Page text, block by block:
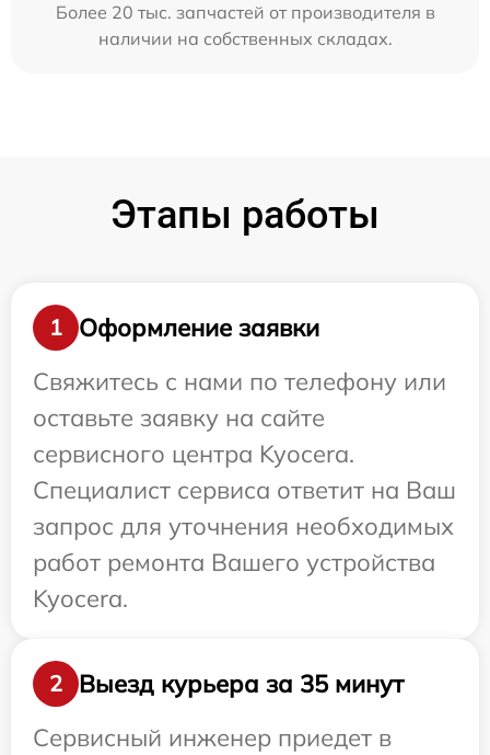
Более 20 тыс. запчастей от производителя в
наличии на собственных складах.
Этапы работы
1
Оформление заявки
Свяжитесь с нами по телефону или
оставьте заявку на сайте
сервисного центра Kyocera.
Специалист сервиса ответит на Ваш
запрос для уточнения необходимых
работ ремонта Вашего устройства
Kyocera.
2
Выезд курьера за 35 минут
Сервисный инженер приедет в